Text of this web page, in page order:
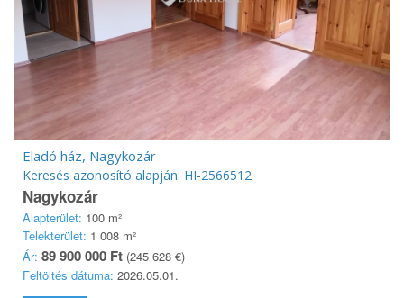
Eladó ház, Nagykozár
Keresés azonosító alapján: HI-2566512
Nagykozár
Alapterület: 100 m²
Telekterület: 1 008 m²
Ár: 89 900 000 Ft (245 628 €)
Feltöltés dátuma: 2026.05.01.